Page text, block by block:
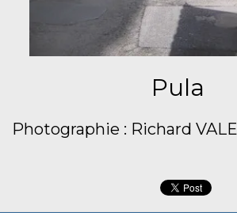
Pula
Photographie : Richard